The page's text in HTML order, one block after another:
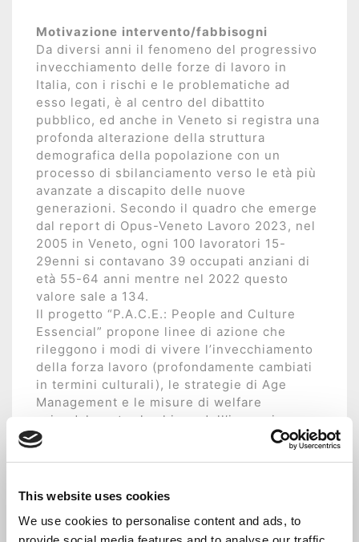
This website uses cookies
We use cookies to personalise content and ads, to
Motivazione intervento/fabbisogni
Da diversi anni il fenomeno del progressivo
invecchiamento delle forze di lavoro in
Italia, con i rischi e le problematiche ad
esso legati, è al centro del dibattito
pubblico, ed anche in Veneto si registra una
profonda alterazione della struttura
demografica della popolazione con un
processo di sbilanciamento verso le età più
avanzate a discapito delle nuove
generazioni. Secondo il quadro che emerge
dal report di Opus-Veneto Lavoro 2023, nel
2005 in Veneto, ogni 100 lavoratori 15-
29enni si contavano 39 occupati anziani di
età 55-64 anni mentre nel 2022 questo
valore sale a 134.
Il progetto “P.A.C.E.: People and Culture
Essencial” propone linee di azione che
rileggono i modi di vivere l’invecchiamento
della forza lavoro (profondamente cambiati
in termini culturali), le strategie di Age
Management e le misure di welfare
aziendale entro la chiave dell’ingaggio
intergenerazionale e dell’individuazione di
lavoratori giovani e meno giovani.
competenze strategiche e tecnologico-